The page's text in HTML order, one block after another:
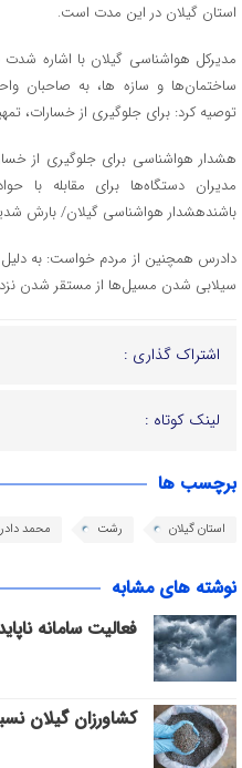
استان گیلان در این مدت است.
مدیرکل هواشناسی گیلان با اشاره
ساختمان‌ها و سازه ها، به صاحبان
توصیه کرد: برای جلوگیری از خسارات،
هشدار هواشناسی برای جلوگیری از
مدیران دستگاه‌ها برای مقابله با
باشندهشدار هواشناسی گیلان/ بارش
دادرس همچنین از مردم خواست: به دلیل
سیلابی شدن مسیل‌ها از مستقر شدن
اشتراک گذاری :
لینک کوتاه :
برچسب ها
استان گیلان رشت محمد
نوشته های مشابه
فعالیت سامانه
کشاورزان گیلان